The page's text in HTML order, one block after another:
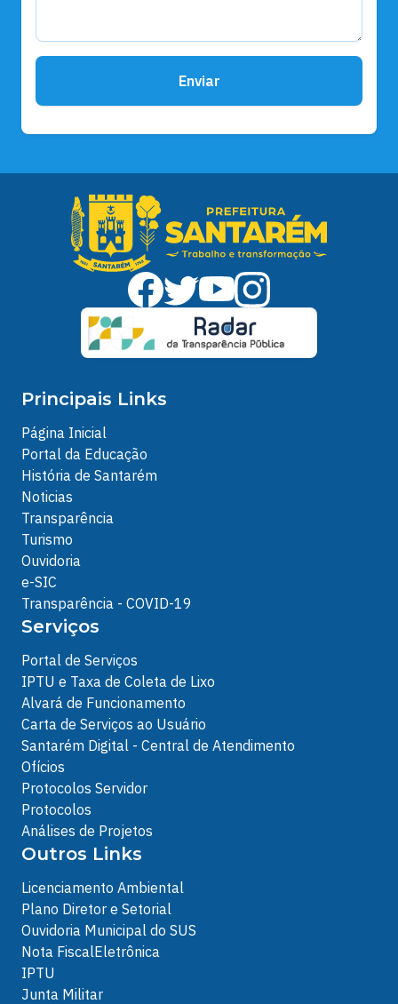
Enviar
Principais Links
Página Inicial
Portal da Educação
História de Santarém
Noticias
Transparência
Turismo
Ouvidoria
e-SIC
Transparência - COVID-19
Serviços
Portal de Serviços
IPTU e Taxa de Coleta de Lixo
Alvará de Funcionamento
Carta de Serviços ao Usuário
Santarém Digital - Central de Atendimento
Ofícios
Protocolos Servidor
Protocolos
Análises de Projetos
Outros Links
Licenciamento Ambiental
Plano Diretor e Setorial
Ouvidoria Municipal do SUS
Nota FiscalEletrônica
IPTU
Junta Militar